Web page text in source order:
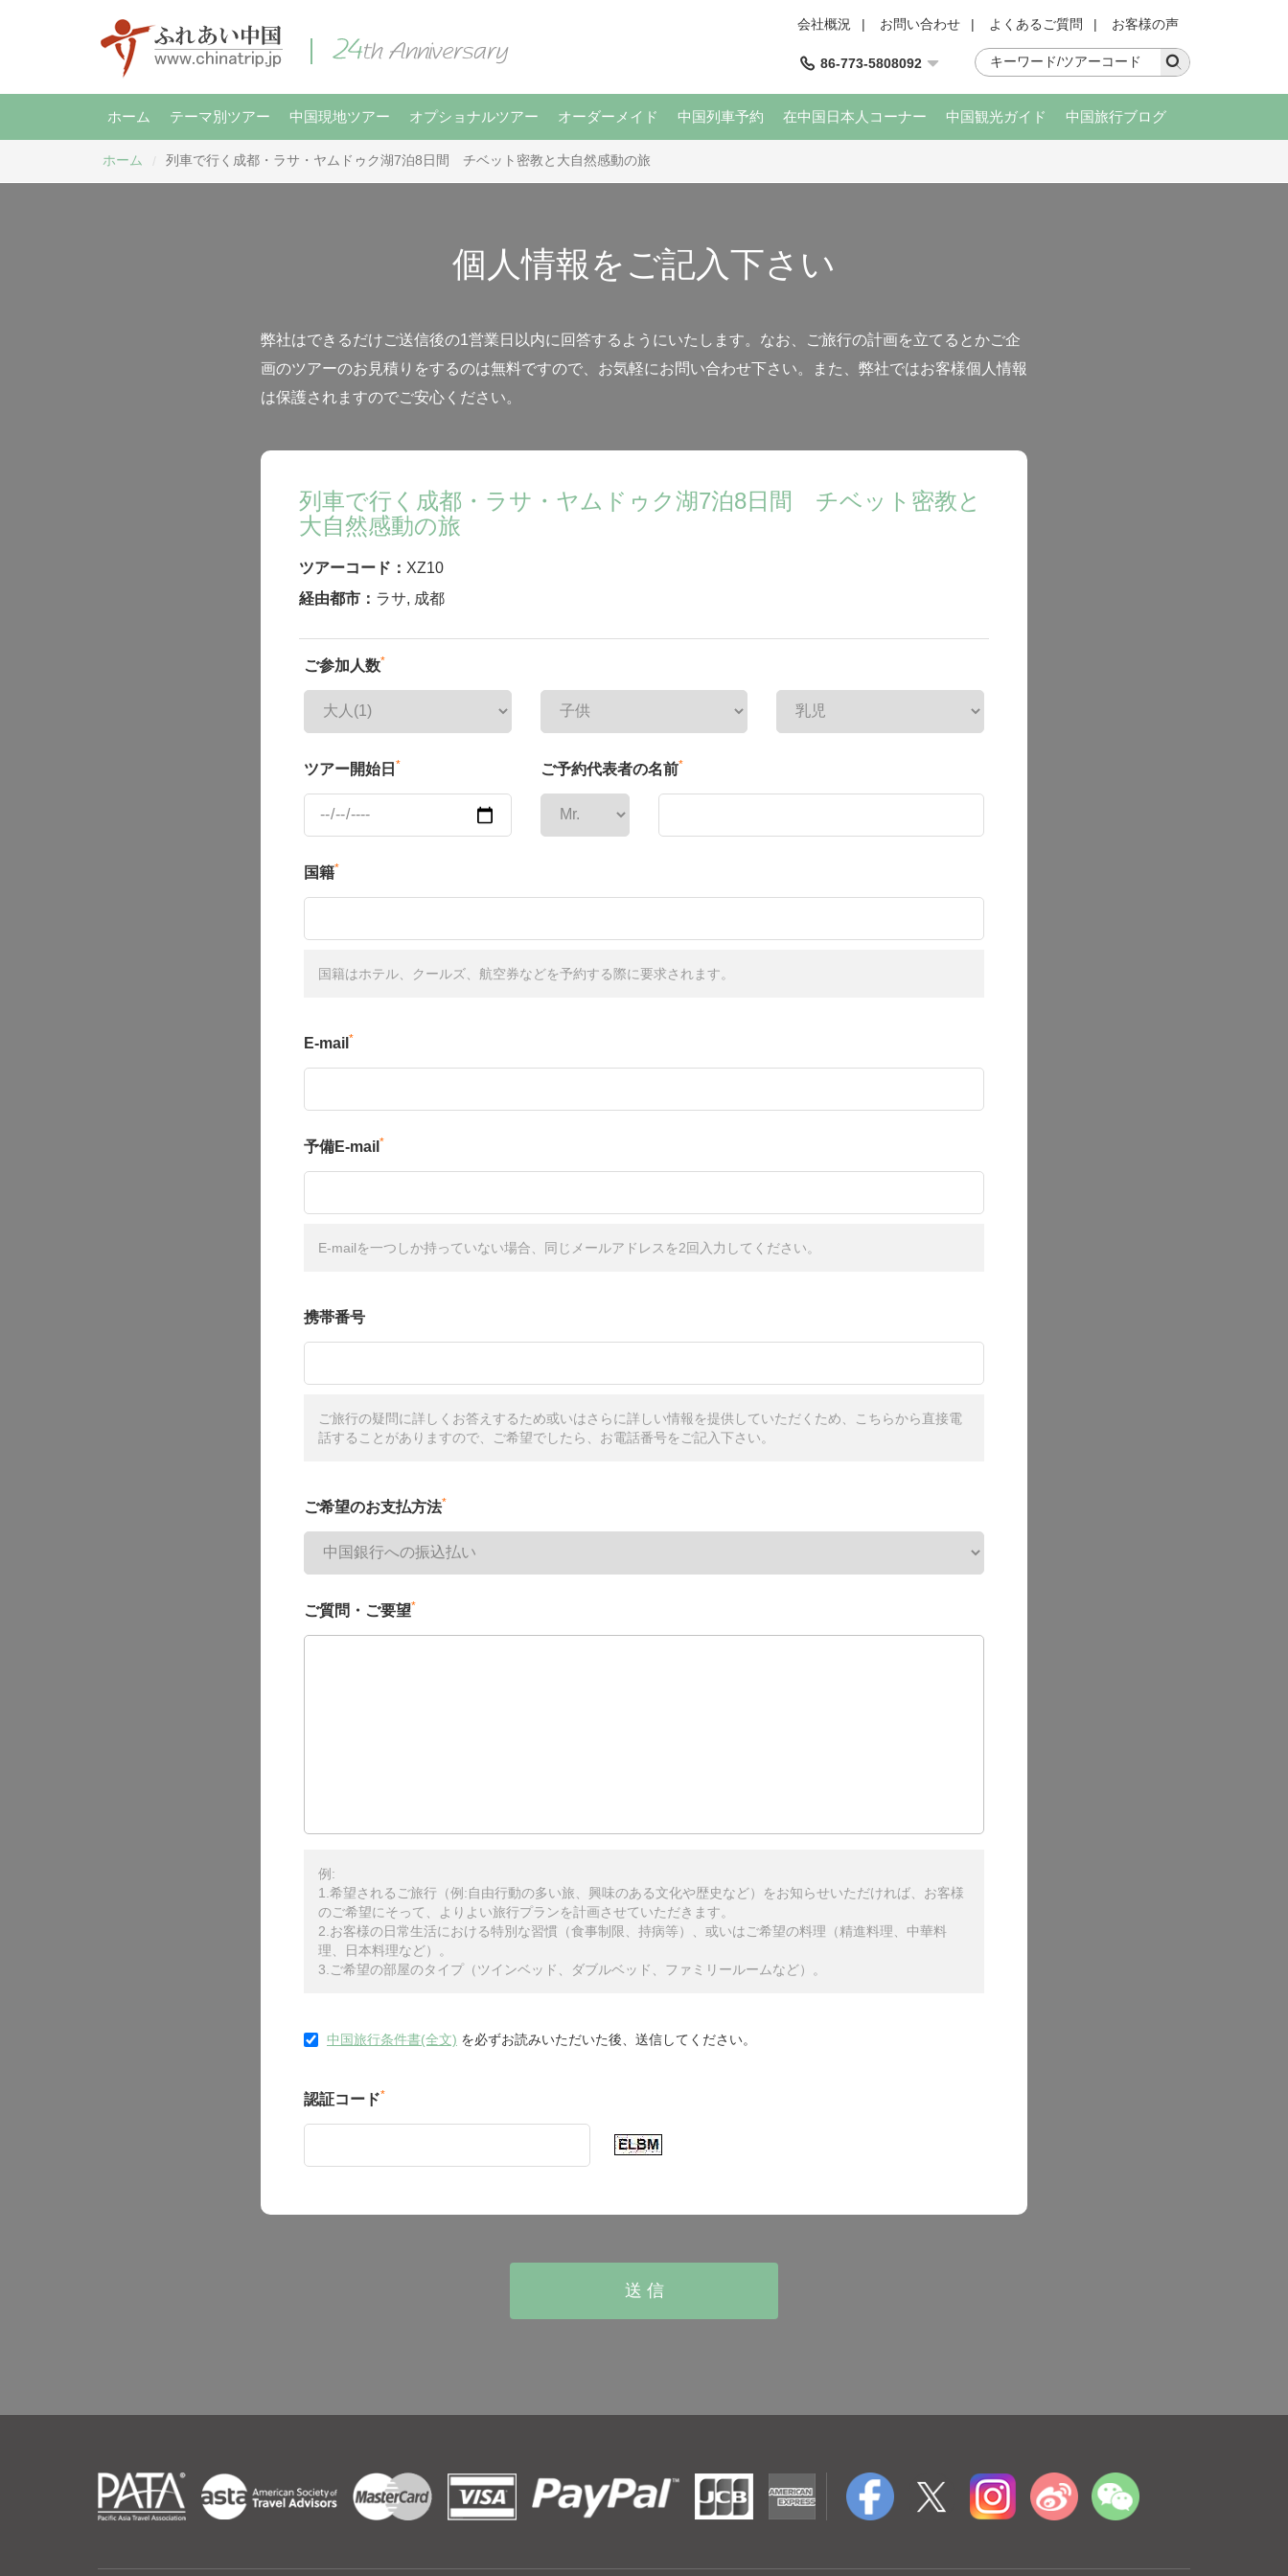
会社概況 | お問い合わせ | よくあるご質問 | お客様の声
86-773-5808092
ホーム テーマ別ツアー 中国現地ツアー オプショナルツアー オーダーメイド 中国列車予約 在中国日本人コーナー 中国観光ガイド 中国旅行ブログ
ホーム 列車で行く成都・ラサ・ヤムドゥク湖7泊8日間 チベット密教と大自然感動の旅
個人情報をご記入下さい
弊社はできるだけご送信後の1営業日以内に回答するようにいたします。なお、ご旅行の計画を立てるとかご企
画のツアーのお見積りをするのは無料ですので、お気軽にお問い合わせ下さい。また、弊社ではお客様個人情報
は保護されますのでご安心ください。
列車で行く成都・ラサ・ヤムドゥク湖7泊8日間 チベット密教と
大自然感動の旅
ツアーコード： XZ10
経由都市： ラサ, 成都
ご参加人数*
ツアー開始日 * ご予約代表者の名前*
国籍*
国籍はホテル、クールズ、航空券などを予約する際に要求されます。
E-mail *
予備E-mail *
E-mailを一つしか持っていない場合、同じメールアドレスを2回入力してください。
携帯番号
ご旅行の疑問に詳しくお答えするため或いはさらに詳しい情報を提供していただくため、こちらから直接電
話することがありますので、ご希望でしたら、お電話番号をご記入下さい。
ご希望のお支払方法*
ご質問・ご要望*
例:
1.希望されるご旅行（例:自由行動の多い旅、興味のある文化や歴史など）をお知らせいただければ、お客様
のご希望にそって、よりよい旅行プランを計画させていただきます。
2.お客様の日常生活における特別な習慣（食事制限、持病等）、或いはご希望の料理（精進料理、中華料
理、日本料理など）。
3.ご希望の部屋のタイプ（ツインベッド、ダブルベッド、ファミリールームなど）。
中国旅行条件書(全文) を必ずお読みいただいた後、送信してください。
認証コード*